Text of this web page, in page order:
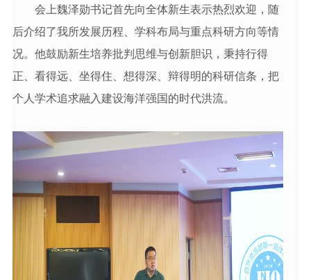
会上魏泽勋书记首先向全体新生表示热烈欢迎，随
后介绍了我所发展历程、学科布局与重点科研方向等情
况。他鼓励新生培养批判思维与创新胆识，秉持行得
正、看得远、坐得住、想得深、辩得明的科研信条，把
个人学术追求融入建设海洋强国的时代洪流。